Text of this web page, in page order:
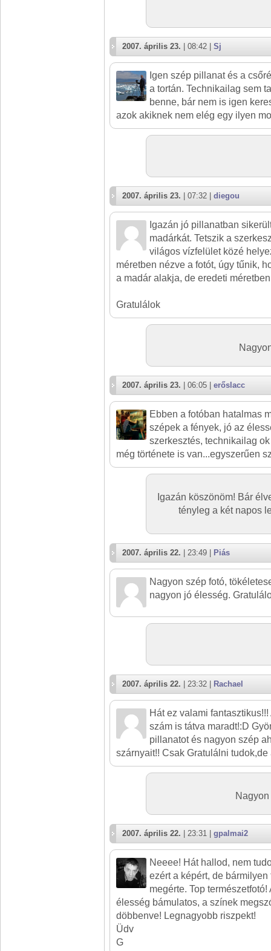
2007. április 23. | 08:42 | Sj
Igen szép pillanat és a
a tortán. Technikailag sem
benne, bár nem is igen
azok akiknek nem elég egy ilyen
2007. április 23. | 07:32 | diegou
Igazán jó pillanatban
madárkát. Tetszik a
világos vízfelület közé
méretben nézve a fotót, úgy tűnik,
a madár alakja, de eredeti
Gratulálok
2007. április 23. | 06:05 | erőslacc
Ebben a fotóban hatalmas
szépek a fények, jó az
szerkesztés, technikailag
még története is van...egyszerűen
Igazán köszönöm! Bár
tényleg a két napos
2007. április 22. | 23:49 | Piás
Nagyon szép fotó,
nagyon jó élesség.
2007. április 22. | 23:32 | Rachael
Hát ez valami
szám is tátva maradt!:D
pillanatot és nagyon szép
szárnyait!! Csak Gratulálni tudok,de
2007. április 22. | 23:31 | gpalmai2
Neeee! Hát hallod, nem
ezért a képért, de
megérte. Top
élesség bámulatos, a színek
döbbenve! Legnagyobb riszpekt!
Üdv
G